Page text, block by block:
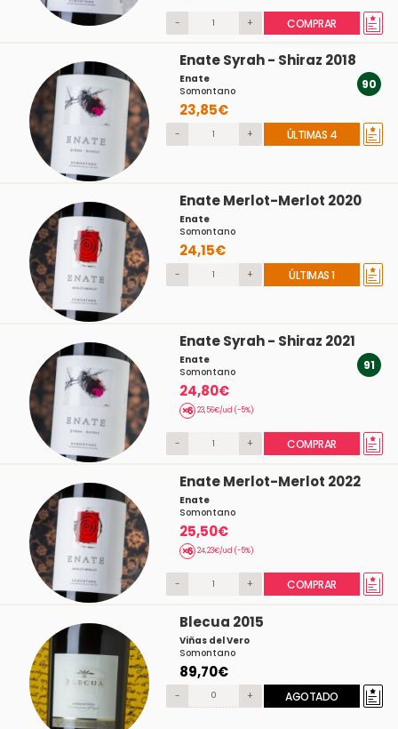
- + COMPRAR
Enate Syrah - Shiraz 2018
Enate
Somontano
23,85€
90
- + ÚLTIMAS 4
Enate Merlot-Merlot 2020
Enate
Somontano
24,15€
- + ÚLTIMAS 1
Enate Syrah - Shiraz 2021
Enate
Somontano
24,80€
23,56€/ud (-5%)
91
- + COMPRAR
Enate Merlot-Merlot 2022
Enate
Somontano
25,50€
24,23€/ud (-5%)
- + COMPRAR
Blecua 2015
Viñas del Vero
Somontano
89,70€
- + AGOTADO